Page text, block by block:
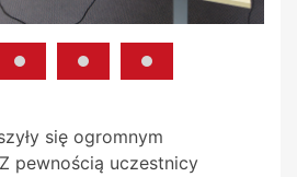
się ogromnym
pewnością uczestnicy